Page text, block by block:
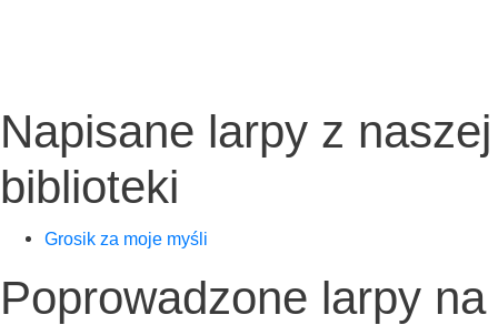
Napisane larpy z naszej
biblioteki
Gro­sik za moje myśli
Poprowadzone larpy na